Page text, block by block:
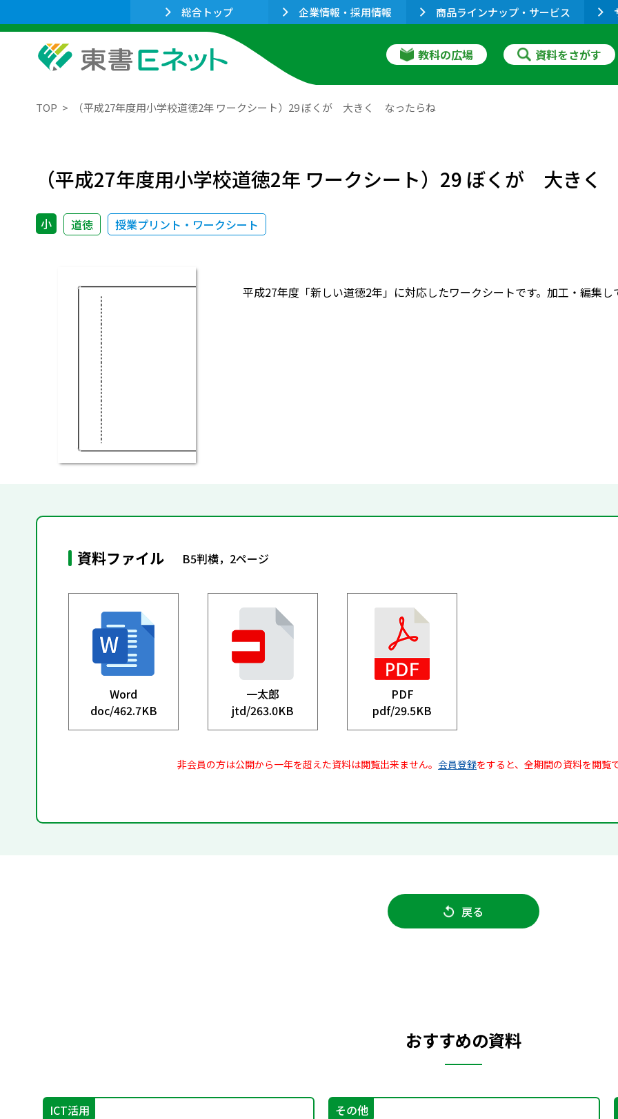
総合トップ 企業情報・採用情報 商品ラインナップ・サービス
教科の広場 資料をさがす
TOP （平成27年度用小学校道徳2年 ワークシート）29 ぼくが 大きく なったらね
（平成27年度用小学校道徳2年 ワークシート）29 ぼくが 大き
小 道徳 授業プリント・ワークシート
平成27年度「新しい道徳2年」に対応したワークシートです。加工・編集し
資料ファイル B5判横，2ページ
Word
doc/462.7KB
一太郎
jtd/263.0KB
PDF
pdf/29.5KB
非会員の方は公開から一年を超えた資料は閲覧出来ません。 会員登録をすると、全期間の資料を閲覧
戻る
おすすめの資料
ICT活用
その他